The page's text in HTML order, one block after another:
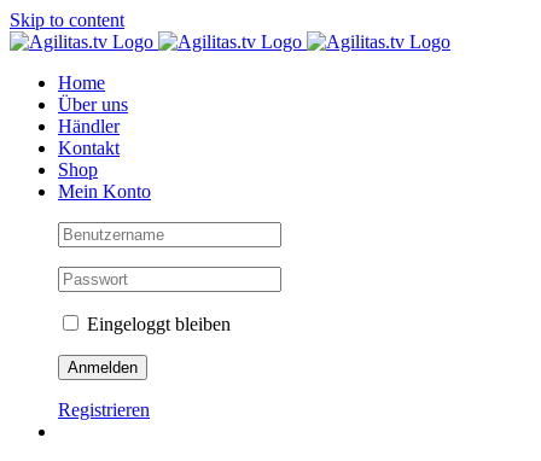
Skip to content
Home
Über uns
Händler
Kontakt
Shop
Mein Konto
Eingeloggt bleiben
Registrieren